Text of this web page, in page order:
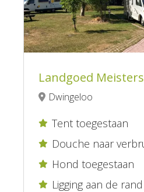
Landgoed
Dwingeloo
 Tent toegestaan
 Hond toegestaan
 Douche naar

Ligging aan de